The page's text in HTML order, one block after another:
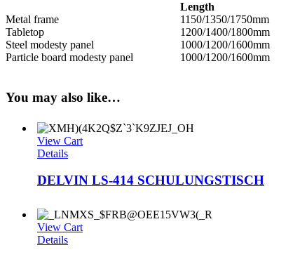
Length
Metal frame
1150/1350/1750mm
Tabletop
1200/1400/1800mm
Steel modesty panel
1000/1200/1600mm
Particle board modesty panel
1000/1200/1600mm
You may also like…
View Cart
Details
DELVIN LS-414 SCHULUNGSTISCH
View Cart
Details